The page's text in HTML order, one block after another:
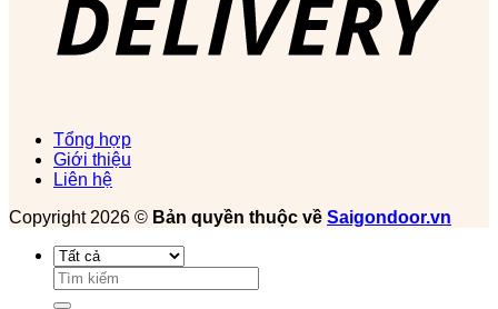
Tổng hợp
Giới thiệu
Liên hệ
Copyright 2026 © Bản quyền thuộc về Saigondoor.vn
Tìm
kiếm: